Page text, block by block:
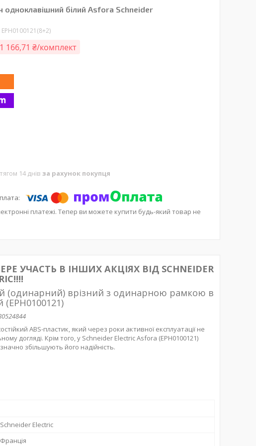
одноклавішний білий Asfora Schneider
EPH0100121(8+2)
1 166,71 ₴/комплект
14 днів за рахунок покупця
платежі. Тепер ви можете купити будь-який товар не
УЧАСТЬ В ІНШИХ АКЦІЯХ ВІД SCHNEIDER
(одинарний) врізний з одинарною рамкою в
(EPH0100121)
ABS-пластик, який через роки активної експлуатації не
догляді. Крім того, у Schneider Electric Asfora (EPH0100121)
збільшують його надійність.
Schneider Electric
Франція